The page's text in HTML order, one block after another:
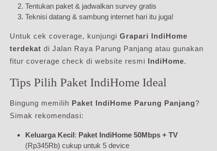
Tentukan paket & jadwalkan survey gratis
Teknisi datang & sambung internet hari itu juga!
Untuk cek coverage, kunjungi Grapari IndiHome
terdekat di Jalan Raya Parung Panjang atau gunakan
fitur coverage check di website resmi IndiHome.
Tips Pilih Paket IndiHome Ideal
Bingung memilih Paket IndiHome Parung Panjang?
Simak rekomendasi:
Keluarga Kecil: Paket IndiHome 50Mbps + TV
(Rp345Rb) cukup untuk 5 device